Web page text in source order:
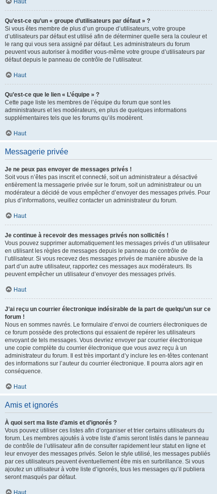
Haut
Qu’est-ce qu’un « groupe d’utilisateurs par défaut » ?
Si vous êtes membre de plus d’un groupe d’utilisateurs, votre groupe
d’utilisateurs par défaut est utilisé afin de déterminer quelle sera la couleur et
le rang qui vous sera assigné par défaut. Les administrateurs du forum
peuvent vous autoriser à modifier vous-même votre groupe d’utilisateurs par
défaut depuis le panneau de contrôle de l’utilisateur.
Haut
Qu’est-ce que le lien « L’équipe » ?
Cette page liste les membres de l’équipe du forum que sont les
administrateurs et les modérateurs, en plus de quelques informations
supplémentaires tels que les forums qu’ils modèrent.
Haut
Messagerie privée
Je ne peux pas envoyer de messages privés !
Soit vous n’êtes pas inscrit et connecté, soit un administrateur a désactivé
entièrement la messagerie privée sur le forum, soit un administrateur ou un
modérateur a décidé de vous empêcher d’envoyer des messages privés. Pour
plus d’informations, veuillez contacter un administrateur du forum.
Haut
Je continue à recevoir des messages privés non sollicités !
Vous pouvez supprimer automatiquement les messages privés d’un utilisateur
en utilisant les règles de messages depuis le panneau de contrôle de
l’utilisateur. Si vous recevez des messages privés de manière abusive de la
part d’un autre utilisateur, rapportez ces messages aux modérateurs. Ils
peuvent empêcher un utilisateur d’envoyer des messages privés.
Haut
J’ai reçu un courrier électronique indésirable de la part de quelqu’un sur ce
forum !
Nous en sommes navrés. Le formulaire d’envoi de courriers électroniques de
ce forum possède des protections qui essaient de repérer les utilisateurs
envoyant de tels messages. Vous devriez envoyer par courrier électronique
une copie complète du courrier électronique que vous avez reçu à un
administrateur du forum. Il est très important d’y inclure les en-têtes contenant
des informations sur l’auteur du courrier électronique. Il pourra alors agir en
conséquence.
Haut
Amis et ignorés
À quoi sert ma liste d’amis et d’ignorés ?
Vous pouvez utiliser ces listes afin d’organiser et trier certains utilisateurs du
forum. Les membres ajoutés à votre liste d’amis seront listés dans le panneau
de contrôle de l’utilisateur afin de consulter rapidement leur statut en ligne et
leur envoyer des messages privés. Selon le style utilisé, les messages publiés
par ces utilisateurs peuvent éventuellement être mis en surbrillance. Si vous
ajoutez un utilisateur à votre liste d’ignorés, tous les messages qu’il publiera
seront masqués par défaut.
Haut